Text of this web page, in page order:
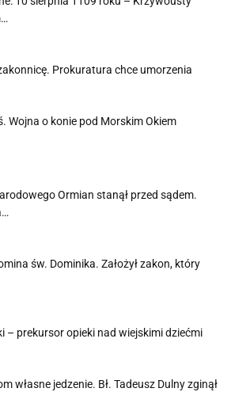
Prokuratura chce umorzenia
Wojna o konie pod Morskim Okiem
Ormian stanął przed sądem.
św. Dominika. Założył zakon, który
– prekursor opieki nad wiejskimi dziećmi
własne jedzenie. Bł. Tadeusz Dulny zginął